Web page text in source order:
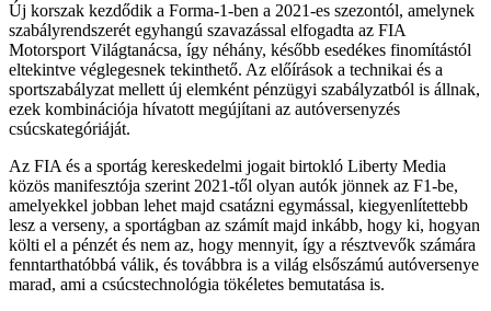
Új korszak kezdődik a Forma-1-ben a 2021-es szezontól, amelynek
szabályrendszerét egyhangú szavazással elfogadta az FIA
Motorsport Világtanácsa, így néhány, később esedékes finomítástól
eltekintve véglegesnek tekinthető. Az előírások a technikai és a
sportszabályzat mellett új elemként pénzügyi szabályzatból is állnak,
ezek kombinációja hívatott megújítani az autóversenyzés
csúcskategóriáját.
Az FIA és a sportág kereskedelmi jogait birtokló Liberty Media
közös manifesztója szerint 2021-től olyan autók jönnek az F1-be,
amelyekkel jobban lehet majd csatázni egymással, kiegyenlítettebb
lesz a verseny, a sportágban az számít majd inkább, hogy ki, hogyan
költi el a pénzét és nem az, hogy mennyit, így a résztvevők számára
fenntarthatóbbá válik, és továbbra is a világ elsőszámú autóversenye
marad, ami a csúcstechnológia tökéletes bemutatása is.